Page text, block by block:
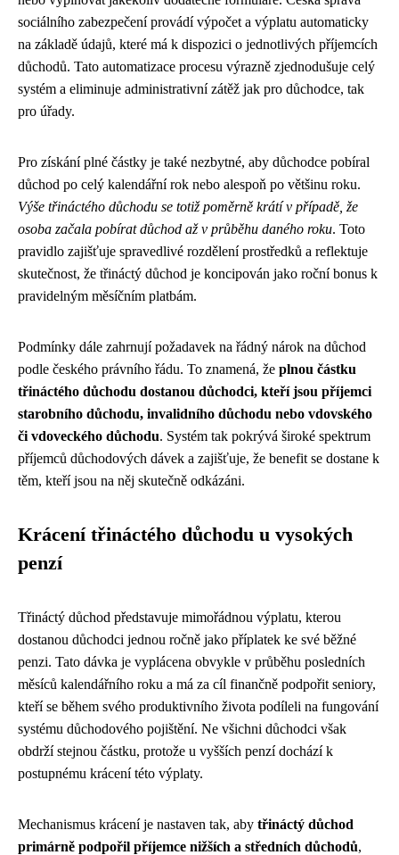
sociálního zabezpečení provádí výpočet a výplatu automaticky
na základě údajů, které má k dispozici o jednotlivých příjemcích
důchodů. Tato automatizace procesu výrazně zjednodušuje celý
systém a eliminuje administrativní zátěž jak pro důchodce, tak
pro úřady.
Pro získání plné částky je také nezbytné, aby důchodce pobíral
důchod po celý kalendářní rok nebo alespoň po většinu roku.
Výše třináctého důchodu se totiž poměrně krátí v případě, že
osoba začala pobírat důchod až v průběhu daného roku. Toto
pravidlo zajišťuje spravedlivé rozdělení prostředků a reflektuje
skutečnost, že třináctý důchod je koncipován jako roční bonus k
pravidelným měsíčním platbám.
Podmínky dále zahrnují požadavek na řádný nárok na důchod
podle českého právního řádu. To znamená, že plnou částku
třináctého důchodu dostanou důchodci, kteří jsou příjemci
starobního důchodu, invalidního důchodu nebo vdovského
či vdoveckého důchodu. Systém tak pokrývá široké spektrum
příjemců důchodových dávek a zajišťuje, že benefit se dostane k
těm, kteří jsou na něj skutečně odkázáni.
Krácení třináctého důchodu u vysokých
penzí
Třináctý důchod představuje mimořádnou výplatu, kterou
dostanou důchodci jednou ročně jako příplatek ke své běžné
penzi. Tato dávka je vyplácena obvykle v průběhu posledních
měsíců kalendářního roku a má za cíl finančně podpořit seniory,
kteří se během svého produktivního života podíleli na fungování
systému důchodového pojištění. Ne všichni důchodci však
obdrží stejnou částku, protože u vyšších penzí dochází k
postupnému krácení této výplaty.
Mechanismus krácení je nastaven tak, aby třináctý důchod
primárně podpořil příjemce nižších a středních důchodů,